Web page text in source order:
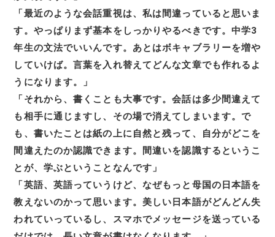
「最近のような会話重視は、私は間違っていると思いま
す。やっぱりまず基本をしっかりやるべきです。中学3
年生の文法でいいんです。あとはボキャブラリーを増や
していけば。言葉を入れ替えてどんな文章でも作れるよ
うになります。」
「それから、書くことも大事です。会話は多少間違えて
も相手に通じますし、その場で消えてしまいます。で
も、書いたことは紙の上に自然と残って、自分がどこを
間違えたのか認識できます。間違いを認識するというこ
とが、学ぶということなんです」
「英語、英語っていうけど、なぜもっと母国の日本語を
教えないのかって思います。美しい日本語がどんどん失
われていっているし、スマホでメッセージを送っている